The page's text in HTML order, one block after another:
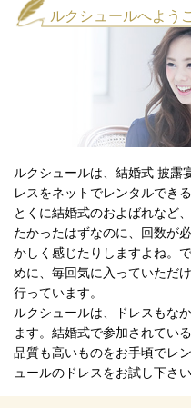
ルクシュールへよう
ルクシュールは、結婚式 披露
レスをネットでレンタルでき
とくに結婚式のおよばれなど
たかったはずなのに、回数が
かしく感じたりしますよね。
めに、毎回気に入っていただ
行っています。
ルクシュールは、ドレスもな
ます。結婚式で参加されてい
品質も高いものをお手頃でレ
ュールのドレスをお試し下さい